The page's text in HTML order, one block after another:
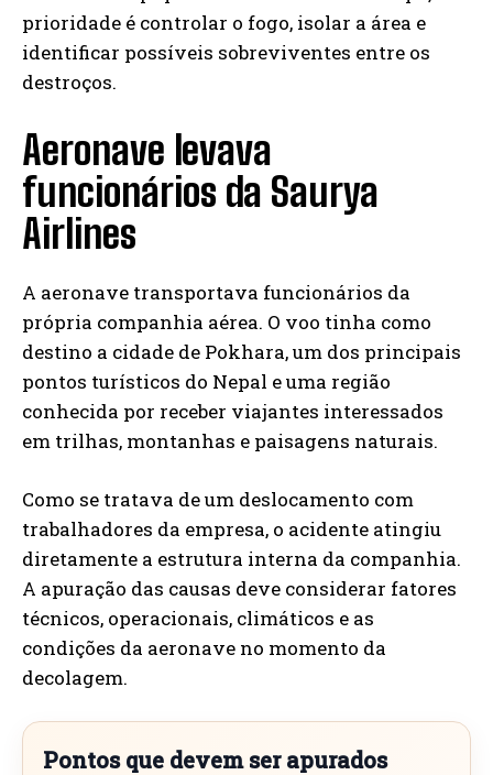
prioridade é controlar o fogo, isolar a área e
identificar possíveis sobreviventes entre os
destroços.
Aeronave levava
funcionários da Saurya
Airlines
A aeronave transportava funcionários da
própria companhia aérea. O voo tinha como
destino a cidade de Pokhara, um dos principais
pontos turísticos do Nepal e uma região
conhecida por receber viajantes interessados
em trilhas, montanhas e paisagens naturais.
Como se tratava de um deslocamento com
trabalhadores da empresa, o acidente atingiu
diretamente a estrutura interna da companhia.
A apuração das causas deve considerar fatores
técnicos, operacionais, climáticos e as
condições da aeronave no momento da
decolagem.
Pontos que devem ser apurados